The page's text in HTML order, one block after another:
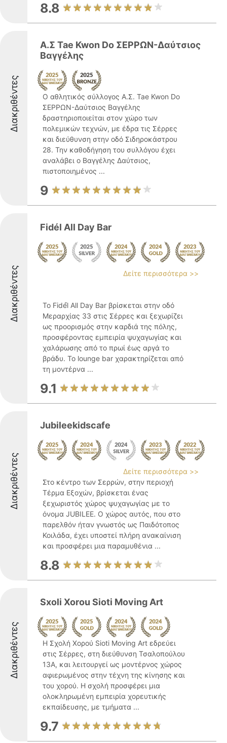
8.8
Διακριθέντες
Α.Σ Tae Kwon Do ΣΕΡΡΩΝ-Δαύτσιος
Βαγγέλης
Ο αθλητικός σύλλογος Α.Σ. Tae Kwon Do
ΣΕΡΡΩΝ-Δαύτσιος Βαγγέλης
δραστηριοποιείται στον χώρο των
πολεμικών τεχνών, με έδρα τις Σέρρες
και διεύθυνση στην οδό Σιδηροκάστρου
28. Την καθοδήγηση του συλλόγου έχει
αναλάβει ο Βαγγέλης Δαύτσιος,
πιστοποιημένος ...
9
Διακριθέντες
Fidél All Day Bar
Δείτε περισσότερα >>
Το Fidé́l All Day Bar βρίσκεται στην οδό
Μεραρχίας 33 στις Σέρρες και ξεχωρίζει
ως προορισμός στην καρδιά της πόλης,
προσφέροντας εμπειρία ψυχαγωγίας και
χαλάρωσης από το πρωί έως αργά το
βράδυ. Το lounge bar χαρακτηρίζεται από
τη μοντέρνα ...
9.1
Διακριθέντες
Jubileekidscafe
Δείτε περισσότερα >>
Στο κέντρο των Σερρών, στην περιοχή
Τέρμα Εξοχών, βρίσκεται ένας
ξεχωριστός χώρος ψυχαγωγίας με το
όνομα JUBILEE. Ο χώρος αυτός, που στο
παρελθόν ήταν γνωστός ως Παιδότοπος
Κοιλάδα, έχει υποστεί πλήρη ανακαίνιση
και προσφέρει μια παραμυθένια ...
8.8
Διακριθέντες
Sxoli Xorou Sioti Moving Art
Η Σχολή Χορού Sioti Moving Art εδρεύει
στις Σέρρες, στη διεύθυνση Τσαλοπούλου
13Α, και λειτουργεί ως μοντέρνος χώρος
αφιερωμένος στην τέχνη της κίνησης και
του χορού. Η σχολή προσφέρει μια
ολοκληρωμένη εμπειρία χορευτικής
εκπαίδευσης, με τμήματα ...
9.7